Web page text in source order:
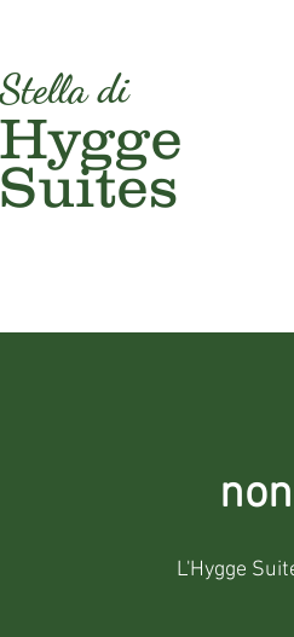
Hygge
Suites
Stella di
L'Hygge